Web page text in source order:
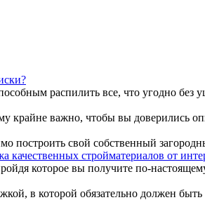
распилить все, что угодно без
крайне важно, чтобы вы доверились
построить свой собственный
качественных стройматериалов от
которое вы получите по-
в которой обязательно должен